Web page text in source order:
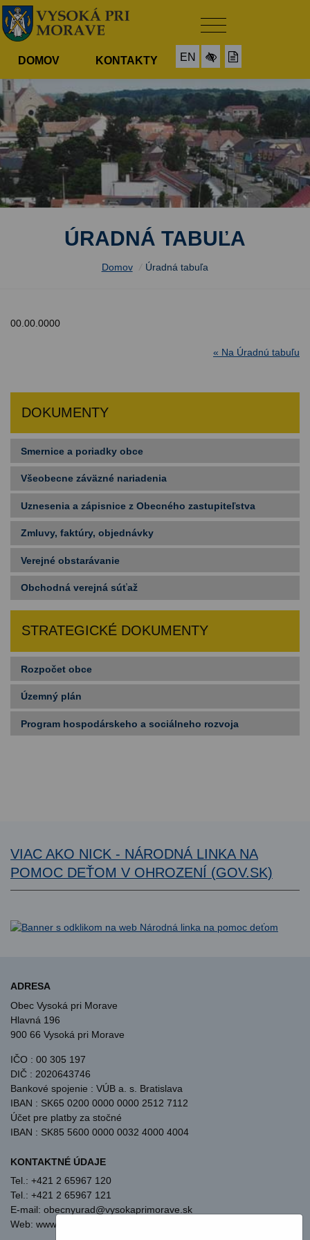
DOMOV KONTAKTY EN
ÚRADNÁ TABUĽA
Domov / Úradná tabuľa
00.00.0000
« Na Úradnú tabuľu
DOKUMENTY
Smernice a poriadky obce
Všeobecne záväzné nariadenia
Uznesenia a zápisnice z Obecného zastupiteľstva
Zmluvy, faktúry, objednávky
Verejné obstarávanie
Obchodná verejná súťaž
STRATEGICKÉ DOKUMENTY
Rozpočet obce
Územný plán
Program hospodárskeho a sociálneho rozvoja
VIAC AKO NICK - NÁRODNÁ LINKA NA
POMOC DEŤOM V OHROZENÍ (GOV.SK)
ADRESA
Obec Vysoká pri Morave
Hlavná 196
900 66 Vysoká pri Morave
IČO : 00 305 197
DIČ : 2020643746
Bankové spojenie : VÚB a. s. Bratislava
IBAN : SK65 0200 0000 0000 2512 7112
Účet pre platby za stočné
IBAN : SK85 5600 0000 0032 4000 4004
KONTAKTNÉ ÚDAJE
Tel.: +421 2 65967 120
Tel.: +421 2 65967 121
E-mail: obecnyurad@vysokaprimorave.sk
Web: www.vysokaprimorave.sk